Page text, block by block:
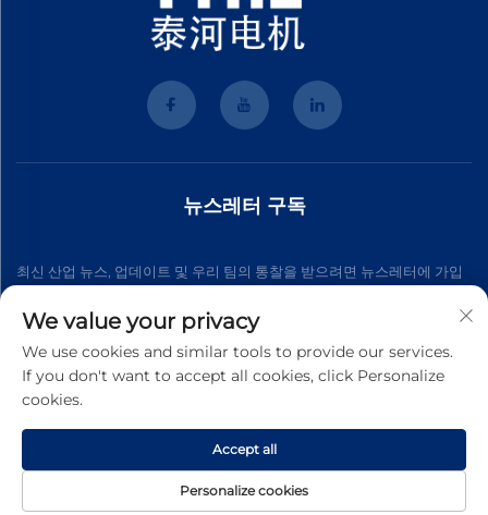
뉴스레터 구독
최신 산업 뉴스, 업데이트 및 우리 팀의 통찰을 받으려면 뉴스레터에 가입
구독하기
Copyright © 2026 Wenzhou Tyhe Motor Co.,ltd. 판권 소유
보호 정책
We value your privacy
We use cookies and similar tools to provide our services.
If you don't want to accept all cookies, click Personalize
cookies.
Personalize cookies
Accept all